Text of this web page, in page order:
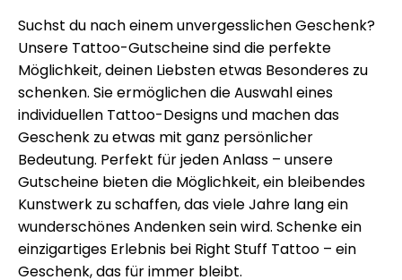
Suchst du nach einem unvergesslichen Geschenk?
Unsere Tattoo-Gutscheine sind die perfekte
Möglichkeit, deinen Liebsten etwas Besonderes zu
schenken. Sie ermöglichen die Auswahl eines
individuellen Tattoo-Designs und machen das
Geschenk zu etwas mit ganz persönlicher
Bedeutung. Perfekt für jeden Anlass – unsere
Gutscheine bieten die Möglichkeit, ein bleibendes
Kunstwerk zu schaffen, das viele Jahre lang ein
wunderschönes Andenken sein wird. Schenke ein
einzigartiges Erlebnis bei Right Stuff Tattoo – ein
Geschenk, das für immer bleibt.